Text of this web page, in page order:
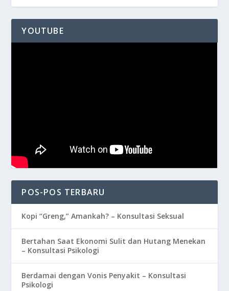
YOUTUBE
POS-POS TERBARU
Kopi “Greng,” Amankah? – Konsultasi Seksual
Bertahan Saat Ekonomi Sulit dan Hutang Menekan
– Konsultasi Psikologi
Berdamai dengan Vonis Penyakit – Konsultasi
Psikologi